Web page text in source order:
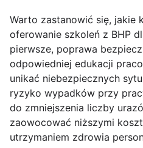
Warto zastanowić się, jakie
oferowanie szkoleń z BHP
pierwsze, poprawa
odpowiedniej edukacji
unikać niebezpiecznych
ryzyko wypadków przy
do zmniejszenia liczby
zaowocować niższymi
utrzymaniem zdrowia